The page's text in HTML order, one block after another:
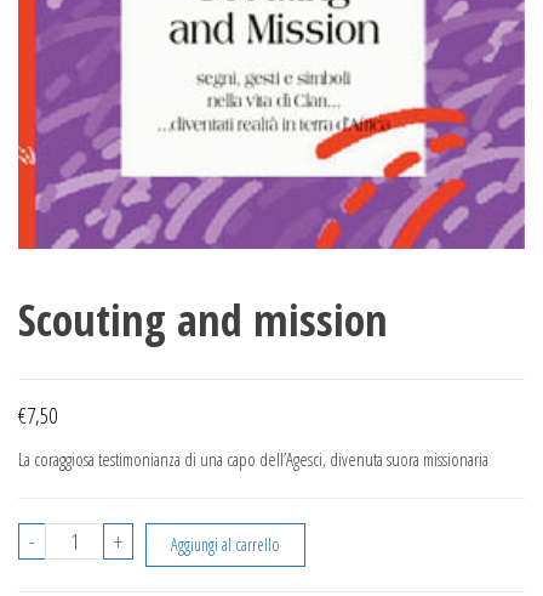
Scouting and mission
€7,50
La coraggiosa testimonianza di una capo dell’Agesci, divenuta suora missionaria
-
Scouting
and
+ Aggiungi al carrello